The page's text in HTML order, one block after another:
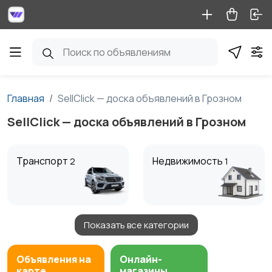
Главная SellClick — доска объявлений в Грозном
SellClick — доска объявлений в Грозном
Транспорт 2 Недвижимость 1
Детские товары Услуги3
Показать все категории
Объявления на
Онлайн-